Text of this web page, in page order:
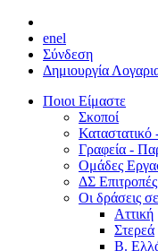
enel
Σύνδεση
Δημιουργία
Ποιοι Είμαστε
Σκοποί
Καταστατικό
Γραφεία -
Ομάδες
ΔΣ Επιτροπές
Οι δράσεις
Αττική
Στερεά
Β.